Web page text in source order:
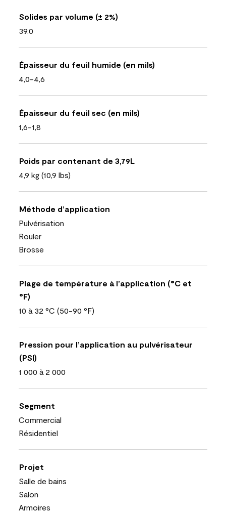
Solides par volume (± 2%)
39.0
Épaisseur du feuil humide (en mils)
4,0-4,6
Épaisseur du feuil sec (en mils)
1,6-1,8
Poids par contenant de 3,79L
4,9 kg (10,9 lbs)
Méthode d’application
Pulvérisation
Rouler
Brosse
Plage de température à l’application (°C et
°F)
10 à 32 °C (50-90 °F)
Pression pour l’application au pulvérisateur
(PSI)
1 000 à 2 000
Segment
Commercial
Résidentiel
Projet
Salle de bains
Salon
Armoires